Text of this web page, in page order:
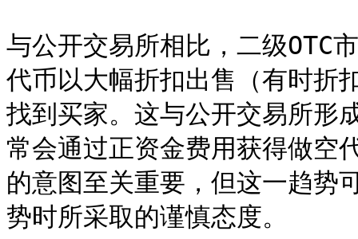
与公开交易所相比，二级OTC
代币以大幅折扣出售（有时折
找到买家。这与公开交易所形
常会通过正资金费用获得做空
的意图至关重要，但这一趋势
势时所采取的谨慎态度。